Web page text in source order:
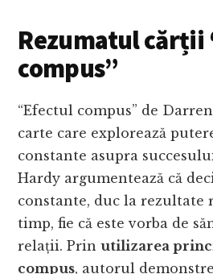
Rezumatul cărții
compus”
“Efectul compus” de
carte care explorează
constante asupra
Hardy argumentează că
constante, duc la rezultate
timp, fie că este vorba de
relații. Prinutilizarea
compus, autorul